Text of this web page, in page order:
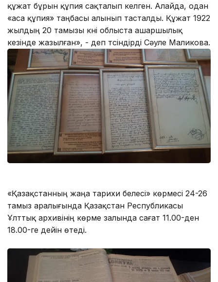
құжат бұрын құпия сақталып келген. Алайда, одан
«аса құпия» таңбасы алынып тасталды. Құжат 1922
жылдың 20 тамызы күні облыста ашаршылық
кезінде жазылған», - деп түсіндірді Сәуле Маликова.
«Қазақстанның жаңа тарихи белесі» көрмесі 24-26
тамыз аралығында Қазақстан Республикасы
Ұлттық архивінің көрме залында сағат 11.00-ден
18.00-ге дейін өтеді.